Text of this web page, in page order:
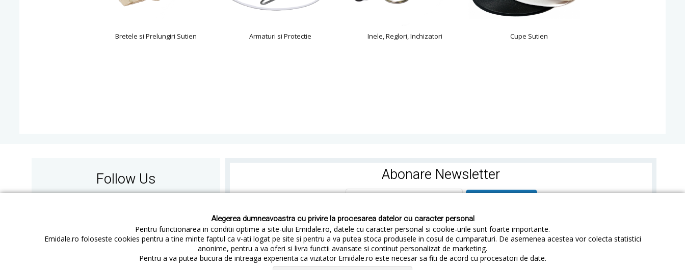
Alegerea dumneavoastra cu privire la procesarea datelor cu caracter personal
Pentru functionarea in conditii optime a site-ului Emidale.ro, datele cu caracter personal si cookie-urile sunt foarte importante.
Emidale.ro foloseste cookies pentru a tine minte faptul ca v-ati logat pe site si pentru a va putea stoca produsele in cosul de cumparaturi. De asemenea acestea vor colecta statistici
anonime, pentru a va oferi si livra functii avansate si continut personalizat de marketing.
Pentru a va putea bucura de intreaga experienta ca vizitator Emidale.ro este necesar sa fiti de acord cu procesatori de date.
Bretele si Prelungiri Sutien Armaturi si Protectie Inele, Reglori, Inchizatori Cupe Sutien
Follow Us Abonare Newsletter
Cum cumperi Cum platesc Cum livram Cum returnezi Termeni si Conditii Confidentialitate Sitemap